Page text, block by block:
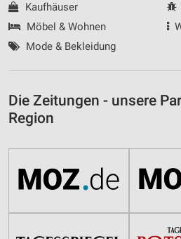
Kaufhäuser
Möbel & Wohnen
Mode & Bekleidung
Die Zeitungen - unsere
Region